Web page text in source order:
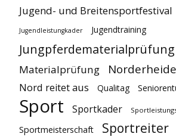
Jugend- und Breitensportfestival
Jugendleistungkader Jugendtraining
Jungpferdematerialprüfung
Materialprüfung Norderheide
Nord reitet aus Qualitag
Sport Sportkader
Sportmeisterschaft Sportreiter